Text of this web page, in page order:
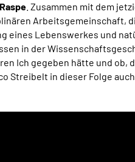
. Zusammen mit dem
Arbeitsgemeinschaft,
eines Lebenswerkes und
in der
Ich gegeben hätte und ob,
Streibelt in dieser Folge auch.